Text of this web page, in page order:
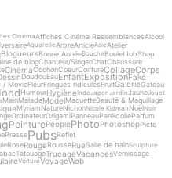
CinémaAffiches Cinéma RessemblancesAlcool
AquarelleArbreArticleAsieAtelier
BlogueursBonne AnnéeBouche BouletJobShop
de blogChanteur/SingerChatChaussure
CinémaCochonCoeurCoiffureCollageCorps
DoudouEauEnfantExpositionFake
/ MovieFleurFringues ridiculesFruitGalerieGateau
HumourHygièneInde Japon JardinJaune Jouet
MainMaladeModelMaquetteBeauté & Maquillage
MyriamNatureNichonNicole Kidman NoëlNoir
OrdinateurOrigamiPanneauParéidolieParfum
PeinturePeoplePhotoPhotoshopPicto
PressePubsReflet
RoseRougeRousseRueSalle de bainSculpture
TatouageTrucageVacancesVernissage
VoitureVoyageWeb